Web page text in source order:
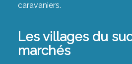
caravaniers.
Les villages du
marchés